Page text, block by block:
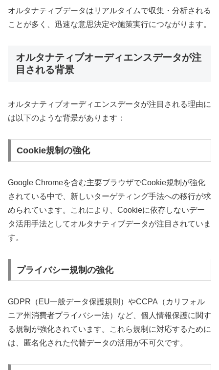
オルタナティブデータはリアルタイムで収集・分析される
ことが多く、迅速な意思決定や施策実行につながります。
オルタナティブオーディエンスデータが注
目される背景
オルタナティブオーディエンスデータが注目される理由に
は以下のような背景があります：
Cookie規制の強化
Google Chromeを含む主要ブラウザでCookie規制が強化
されている中で、新しいターゲティング手法への移行が求
められています。これにより、Cookieに依存しないデー
タ活用手法としてオルタナティブデータが注目されていま
す。
プライバシー規制の強化
GDPR（EU一般データ保護規則）やCCPA（カリフォル
ニア州消費者プライバシー法）など、個人情報保護に関す
る規制が強化されています。これら規制に対応するために
は、匿名化された代替データの活用が不可欠です。